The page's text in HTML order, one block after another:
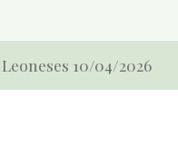
10/04/2026